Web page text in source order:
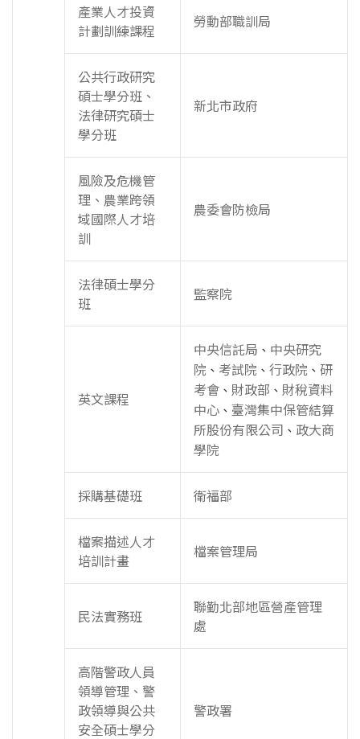
產業人才投資
計劃訓練課程
勞動部職訓局
公共行政研究
碩士學分班、
法律研究碩士
學分班
新北市政府
風險及危機管
理、農業跨領
域國際人才培
訓
農委會防檢局
法律碩士學分
班
監察院
英文課程
中央信託局 、 中央研究
院 、 考試院 、 行政院 、 研
考會 、 財政部 、 財稅資料
中心 、 臺灣集中保管結算
所股份有限公司 、 政大商
學院
採購基礎班 衛福部
檔案描述人才
培訓計畫
檔案管理局
民法實務班
聯勤北部地區營產管理
處
高階警政人員
領導管理、警
政領導與公共
安全碩士學分
警政署